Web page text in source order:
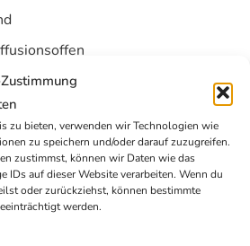
zu bieten, verwenden wir Technologien wie
zu speichern und/oder darauf zuzugreifen.
zustimmst, können wir Daten wie das
IDs auf dieser Website verarbeiten. Wenn du
oder zurückziehst, können bestimmte
werden.
dafür, dass Feuchtigkeit
Konstruktion eindringt und
Restfeuchte wieder austrocknen
Ebene